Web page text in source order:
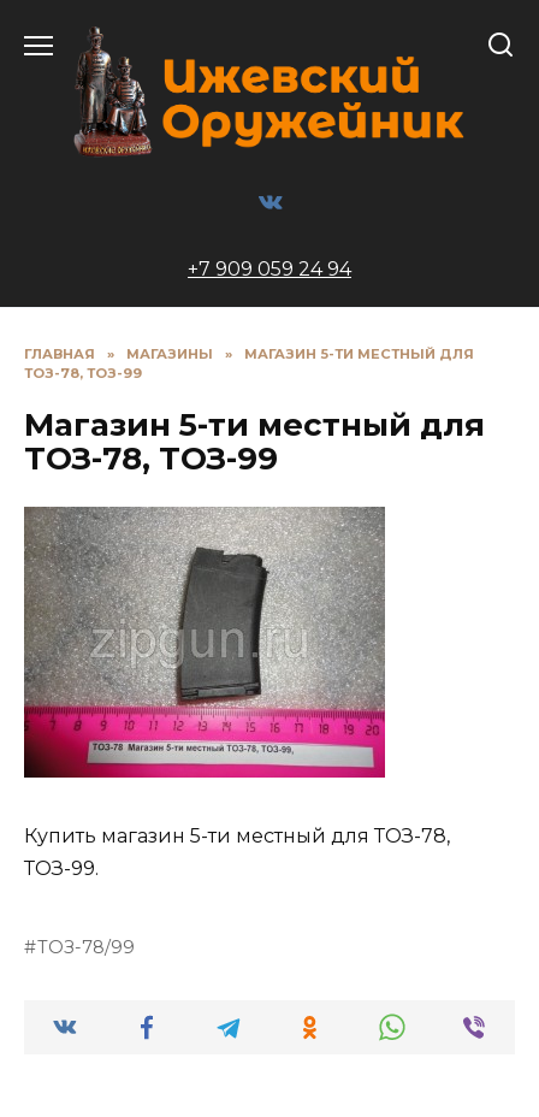
содержанию
+7 909 059 24 94
ГЛАВНАЯ » МАГАЗИНЫ »
МАГАЗИН 5-ТИ МЕСТНЫЙ ДЛЯ
ТОЗ-78, ТОЗ-99
Магазин 5-ти местный для
ТОЗ-78, ТОЗ-99
Купить магазин 5-ти местный для ТОЗ-78,
ТОЗ-99.
ТОЗ-78/99